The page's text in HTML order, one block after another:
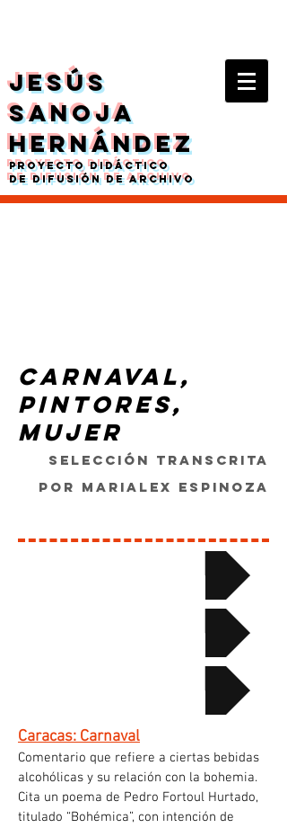
JESÚS
SANOJA
HERNÁNDEZ
PROYECTO didáctico
DE DIFUSIÓN DE ARCHIVO
Caracas: Carnaval
Comentario que refiere a ciertas bebidas
alcohólicas y su relación con la bohemia.
Cita un poema de Pedro Fortoul Hurtado,
titulado “Bohémica”, con intención de
Carnaval,
Pintores,
Mujer
sELección transcrita
por Marialex Espinoza